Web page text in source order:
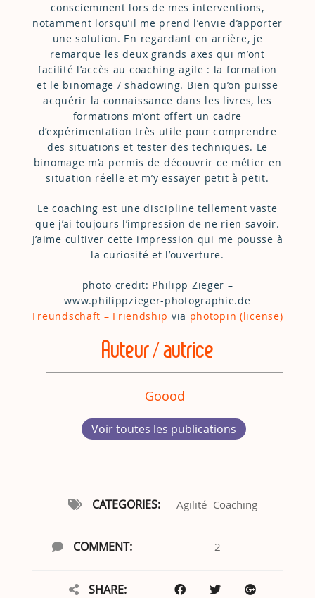
consciemment lors de mes interventions,
notamment lorsqu’il me prend l’envie d’apporter
une solution. En regardant en arrière, je
remarque les deux grands axes qui m’ont
facilité l’accès au coaching agile : la formation
et le binomage / shadowing. Bien qu’on puisse
acquérir la connaissance dans les livres, les
formations m’ont offert un cadre
d’expérimentation très utile pour comprendre
des situations et tester des techniques. Le
binomage m’a permis de découvrir ce métier en
situation réelle et m’y essayer petit à petit.
Le coaching est une discipline tellement vaste
que j’ai toujours l’impression de ne rien savoir.
J’aime cultiver cette impression qui me pousse à
la curiosité et l’ouverture.
photo credit: Philipp Zieger –
www.philippzieger-photographie.de
Freundschaft – Friendship via photopin (license)
Auteur / autrice
Goood
Voir toutes les publications
CATEGORIES: Agilité Coaching
COMMENT: 2
SHARE: